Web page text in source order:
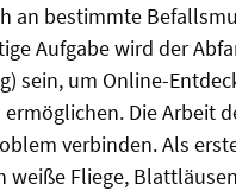
an bestimmte
Aufgabe wird der
sein, um Online-
Die Arbeit
verbinden. Als
weiße Fliege,